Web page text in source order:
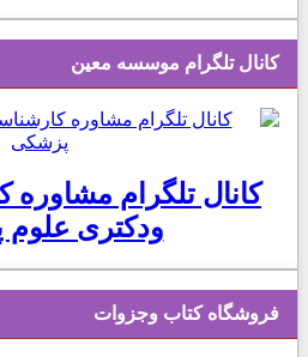
کانال تلگرام موسسه معین
کانال تلگرام
ودکتری
فروشگاه کتاب وجزوات